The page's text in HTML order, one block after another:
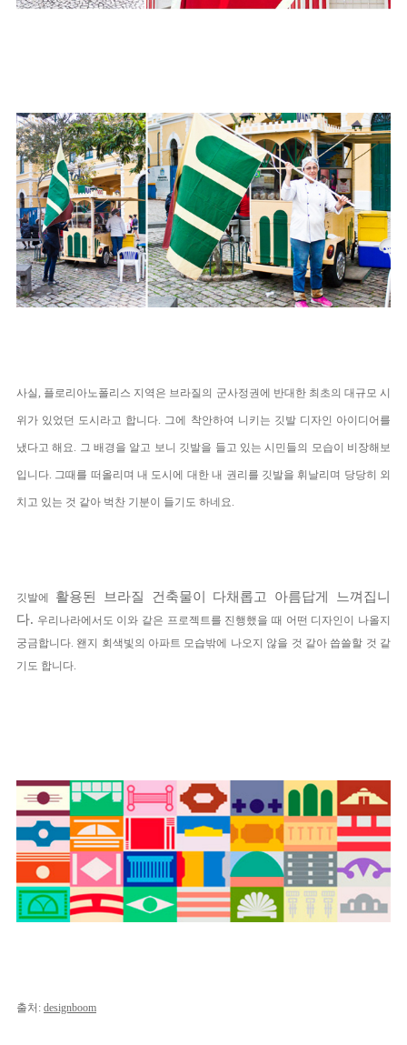
사실, 플로리아노폴리스 지역은 브라질의 군사정권에 반대한 최초의 대규모 시
위가 있었던 도시라고 합니다. 그에 착안하여 니키는 깃발 디자인 아이디어를
냈다고 해요. 그 배경을 알고 보니 깃발을 들고 있는 시민들의 모습이 비장해보
입니다. 그때를 떠올리며 내 도시에 대한 내 권리를 깃발을 휘날리며 당당히 외
치고 있는 것 같아 벅찬 기분이 들기도 하네요.
깃발에 활용된 브라질 건축물이 다채롭고 아름답게 느껴집니
다. 우리나라에서도 이와 같은 프로젝트를 진행했을 때 어떤 디자인이 나올지
궁금합니다. 왠지 회색빛의 아파트 모습밖에 나오지 않을 것 같아 씁쓸할 것 같
기도 합니다.
출처: designboom